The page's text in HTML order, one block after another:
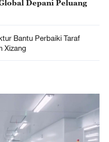
Depani Peluang
Bantu Perbaiki Taraf
Xizang